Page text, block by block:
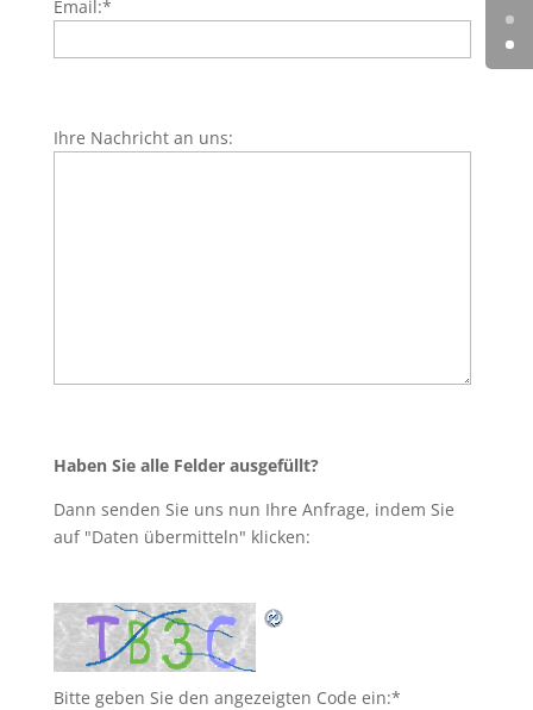
Email:*
Ihre Nachricht an uns:
Haben Sie alle Felder ausgefüllt?
Dann senden Sie uns nun Ihre Anfrage, indem Sie
auf "Daten übermitteln" klicken:
Bitte geben Sie den angezeigten Code ein:*